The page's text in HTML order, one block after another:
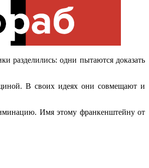
разделились: одни пытаются доказать
В своих идеях они совмещают и
Имя этому франкенштейну от